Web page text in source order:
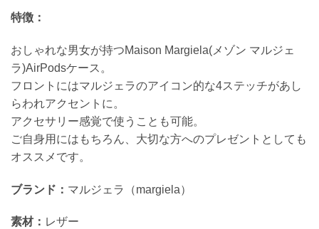
特徴：
おしゃれな男女が持つMaison Margiela(メゾン マルジェ
ラ)AirPodsケース。
フロントにはマルジェラのアイコン的な4ステッチがあし
らわれアクセントに。
アクセサリー感覚で使うことも可能。
ご自身用にはもちろん、大切な方へのプレゼントとしても
オススメです。
ブランド： マルジェラ（margiela）
素材： レザー